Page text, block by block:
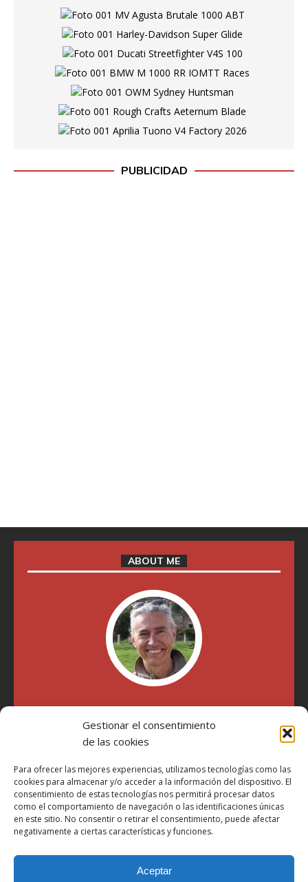
Gestionar el consentimiento
de las cookies
Para ofrecer las mejores experiencias, utilizamos tecnologías como las
cookies para almacenar y/o acceder a la información del dispositivo. El
consentimiento de estas tecnologías nos permitirá procesar datos
como el comportamiento de navegación o las identificaciones únicas
en este sitio. No consentir o retirar el consentimiento, puede afectar
negativamente a ciertas características y funciones.
Aceptar
PUBLICIDAD
ABOUT ME
"Soy Manel Hospido, nací en Valencia en 1969 y desde el
año 2007 he escrito sobre motos en distintos medios.
Millatrece.com es una apuesta por escribir sobre lo que me
participa"
Aviso Legal
Política de Privacidad
Más Información sobre Cookies